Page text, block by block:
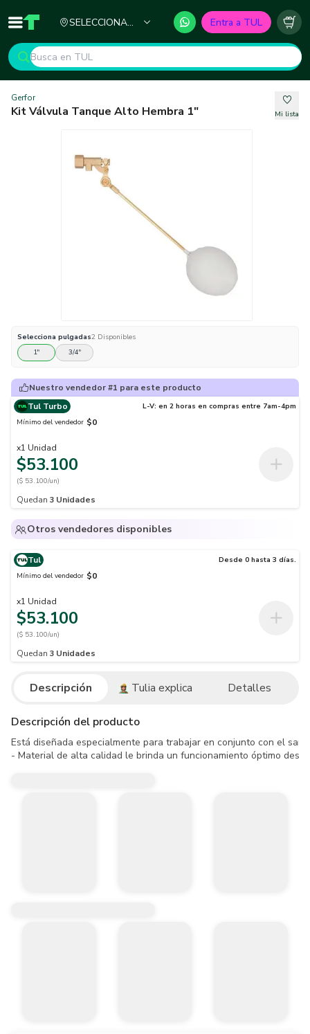
Inicio TUL - Tu Marketplace de Construcción
SELECCIONA
Entra a TUL
Gerfor
Kit Válvula Tanque Alto Hembra 1" Mi lista
Selecciona pulgadas2 Disponibles
1"
3/4"
Nuestro vendedor #1 para este producto
Tul Turbo
L-V: en 2 horas en compras entre 7am-4pm
Mínimo del vendedor $0
x1 Unidad
$53.100
($ 53.100/un)
Quedan 3 Unidades
Otros vendedores disponibles
Tul
Desde 0 hasta 3 días.
Mínimo del vendedor $0
x1 Unidad
$53.100
($ 53.100/un)
Quedan 3 Unidades
Descripción Tulia explica Detalles
Descripción del producto
Está diseñada especialmente para trabajar en conjunto con el
- Material de alta calidad le brinda un funcionamiento óptimo